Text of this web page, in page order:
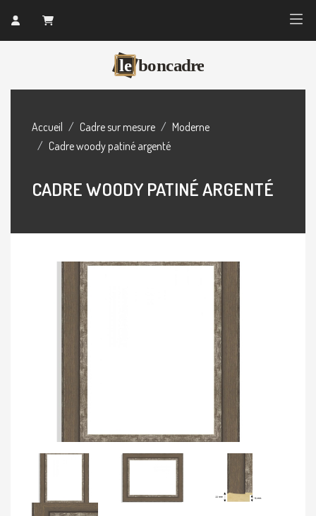
Accueil Cadre sur mesure
Moderne
Cadre woody patiné argenté
CADRE WOODY PATINÉ ARGENTÉ